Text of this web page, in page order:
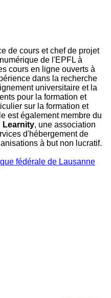
de cours et chef de projet
de l'EPFL à
cours en ligne ouverts à
dans la recherche
universitaire et la
pour la formation et
sur la formation et
est également membre du
Learnity, une association
d'hébergement de
à but non lucratif.